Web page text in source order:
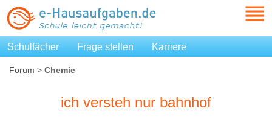
Schulfächer Frage stellen Karriere
Forum > Chemie
ich versteh nur bahnhof